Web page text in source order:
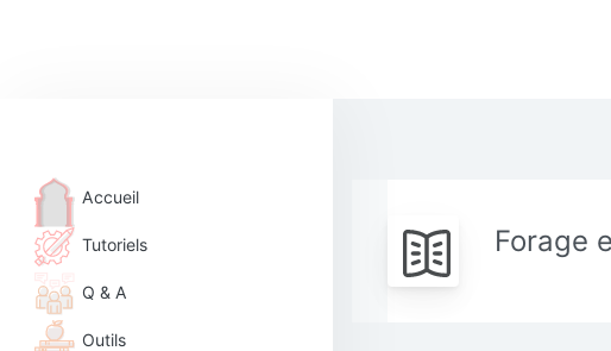
Accueil
Tutoriels
Q & A
Outils
Forage